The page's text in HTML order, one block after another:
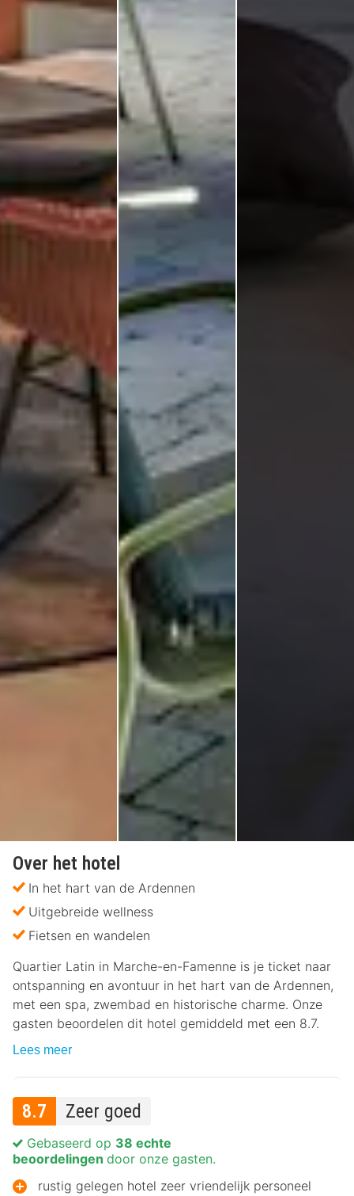
Over het hotel
In het hart van de Ardennen
Uitgebreide wellness
Fietsen en wandelen
Quartier Latin in Marche-en-Famenne is je ticket naar
ontspanning en avontuur in het hart van de Ardennen,
met een spa, zwembad en historische charme. Onze
gasten beoordelen dit hotel gemiddeld met een 8.7.
Lees meer
8.7 Zeer goed
Gebaseerd op 38 echte
beoordelingen door onze gasten.
rustig gelegen hotel zeer vriendelijk personeel